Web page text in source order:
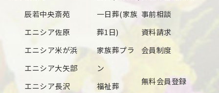
2024年4月
2024年3月
辰若中央斎苑
エニシア佐原
エニシア米が浜
エニシア大矢部
エニシア長沢
一日葬(家族
葬1日)
家族葬プラ
ン
福祉葬
事前相談
資料請求
会員制度
無料会員登録